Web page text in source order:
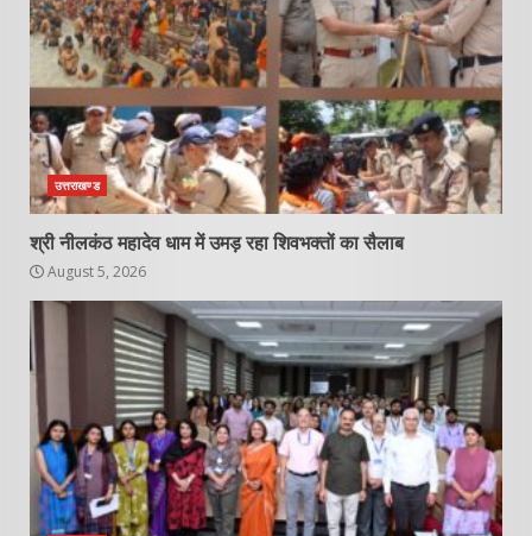
उत्तराखण्ड
श्री नीलकंठ महादेव धाम में उमड़ रहा शिवभक्तों का सैलाब
August 5, 2026